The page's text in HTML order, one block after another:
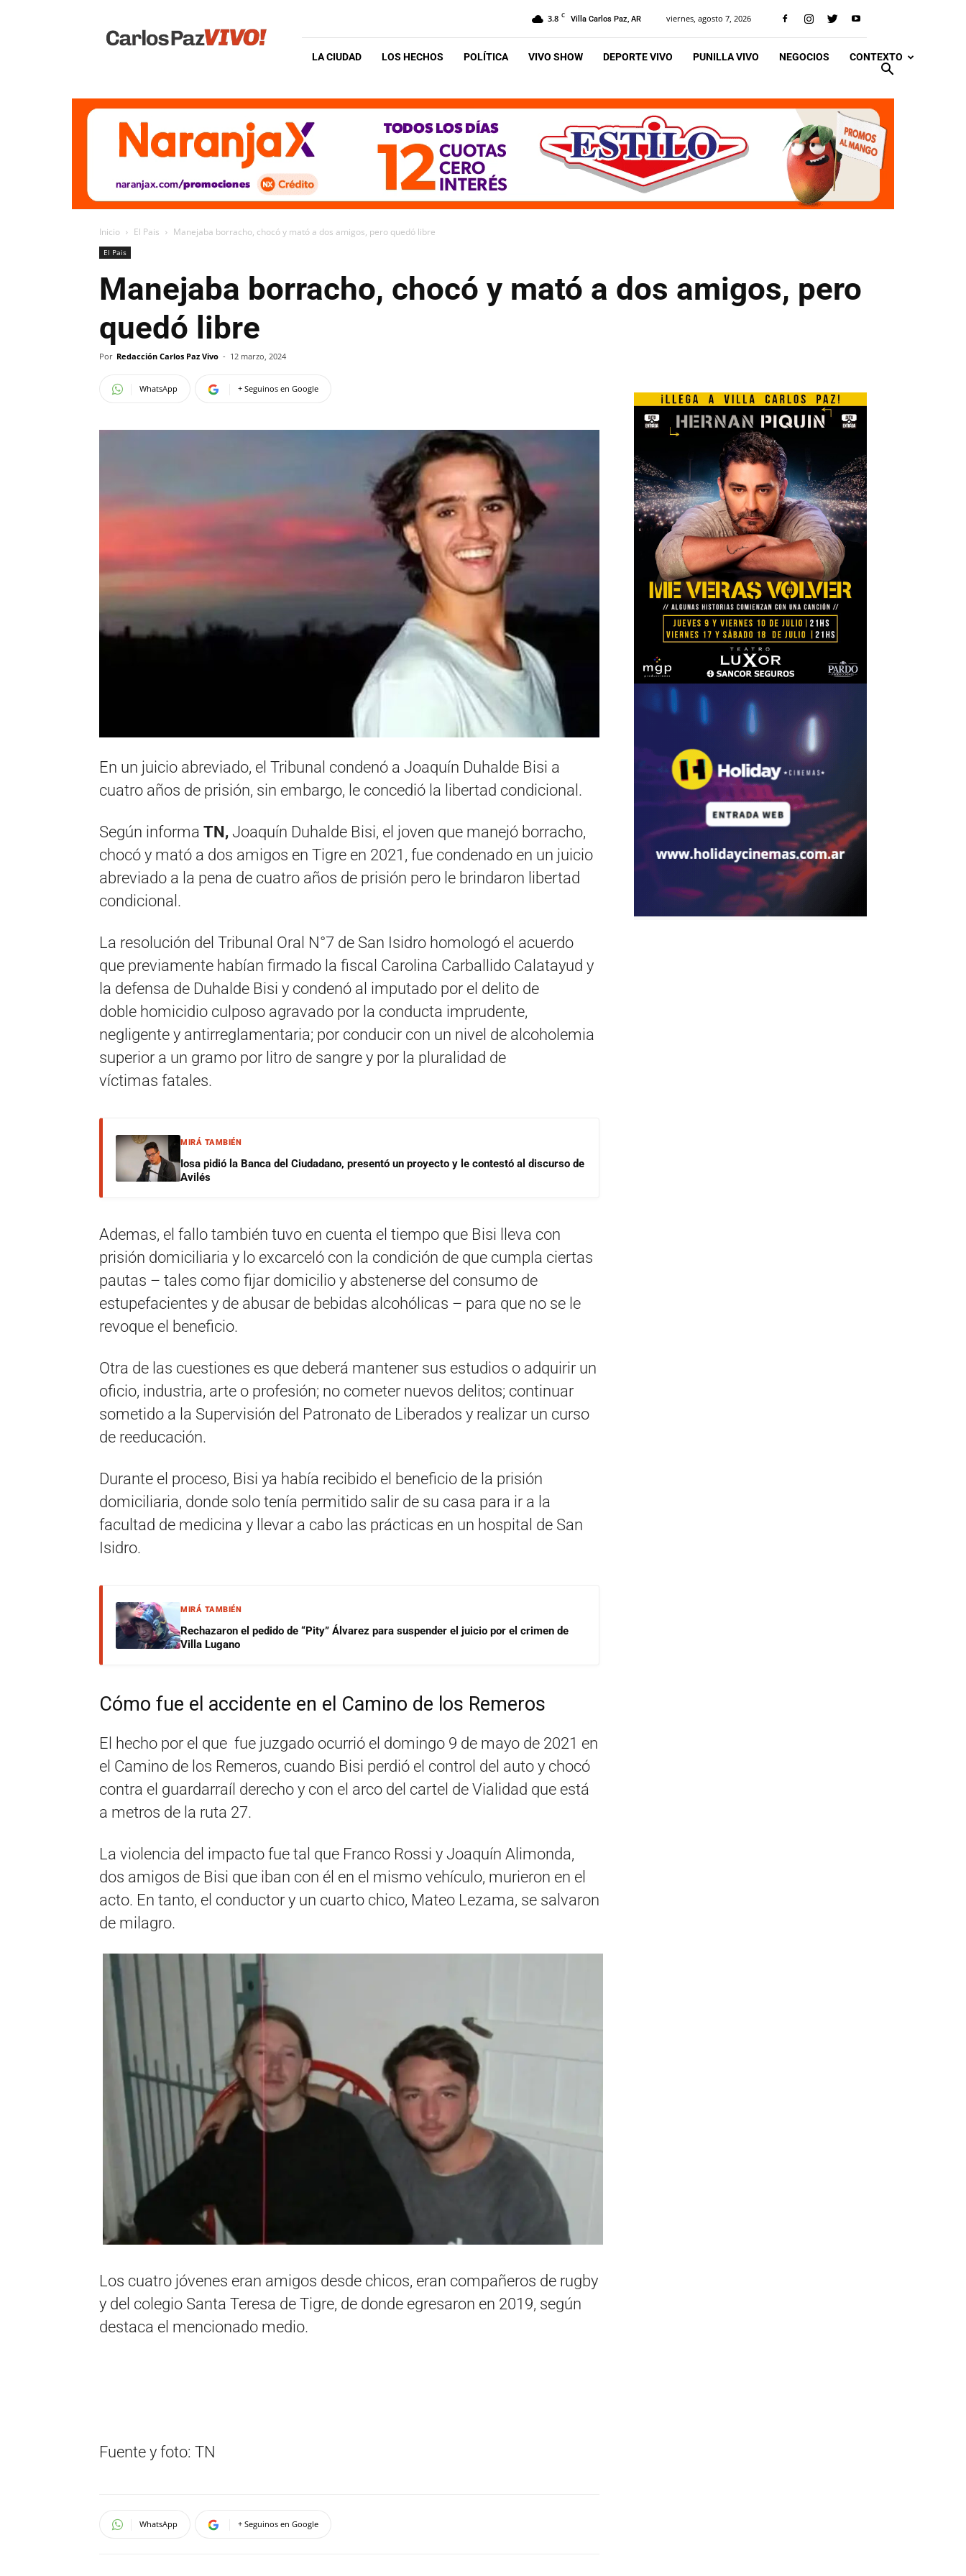
Vivo
3.8 C Villa Carlos Paz, AR viernes, agosto 7, 2026
LA CIUDAD LOS HECHOS POLÍTICA VIVO SHOW DEPORTE VIVO PUNILLA VIVO NEGOCIOS CONTEXTO
Inicio El Pais Manejaba borracho, chocó y mató a dos amigos, pero quedó libre
El Pais
Manejaba borracho, chocó y mató a dos amigos, pero
quedó libre
Por Redacción Carlos Paz Vivo - 12 marzo, 2024
WhatsApp + Seguinos en Google
En un juicio abreviado, el Tribunal condenó a Joaquín Duhalde Bisi a
cuatro años de prisión, sin embargo, le concedió la libertad condicional.
Según informa TN, Joaquín Duhalde Bisi, el joven que manejó borracho,
chocó y mató a dos amigos en Tigre en 2021, fue condenado en un juicio
abreviado a la pena de cuatro años de prisión pero le brindaron libertad
condicional.
La resolución del Tribunal Oral N°7 de San Isidro homologó el acuerdo
que previamente habían firmado la fiscal Carolina Carballido Calatayud y
la defensa de Duhalde Bisi y condenó al imputado por el delito de
doble homicidio culposo agravado por la conducta imprudente,
negligente y antirreglamentaria; por conducir con un nivel de alcoholemia
superior a un gramo por litro de sangre y por la pluralidad de
víctimas fatales.
MIRÁ TAMBIÉN
Iosa pidió la Banca del Ciudadano, presentó un proyecto y le contestó al discurso de
Avilés
Ademas, el fallo también tuvo en cuenta el tiempo que Bisi lleva con
prisión domiciliaria y lo excarceló con la condición de que cumpla ciertas
pautas – tales como fijar domicilio y abstenerse del consumo de
estupefacientes y de abusar de bebidas alcohólicas – para que no se le
revoque el beneficio.
Otra de las cuestiones es que deberá mantener sus estudios o adquirir un
oficio, industria, arte o profesión; no cometer nuevos delitos; continuar
sometido a la Supervisión del Patronato de Liberados y realizar un curso
de reeducación.
Durante el proceso, Bisi ya había recibido el beneficio de la prisión
domiciliaria, donde solo tenía permitido salir de su casa para ir a la
facultad de medicina y llevar a cabo las prácticas en un hospital de San
Isidro.
MIRÁ TAMBIÉN
Rechazaron el pedido de “Pity” Álvarez para suspender el juicio por el crimen de
Villa Lugano
Cómo fue el accidente en el Camino de los Remeros
El hecho por el que fue juzgado ocurrió el domingo 9 de mayo de 2021 en
el Camino de los Remeros, cuando Bisi perdió el control del auto y chocó
contra el guardarraíl derecho y con el arco del cartel de Vialidad que está
a metros de la ruta 27.
La violencia del impacto fue tal que Franco Rossi y Joaquín Alimonda,
dos amigos de Bisi que iban con él en el mismo vehículo, murieron en el
acto. En tanto, el conductor y un cuarto chico, Mateo Lezama, se salvaron
de milagro.
Los cuatro jóvenes eran amigos desde chicos, eran compañeros de rugby
y del colegio Santa Teresa de Tigre, de donde egresaron en 2019, según
destaca el mencionado medio.
Fuente y foto: TN
WhatsApp + Seguinos en Google